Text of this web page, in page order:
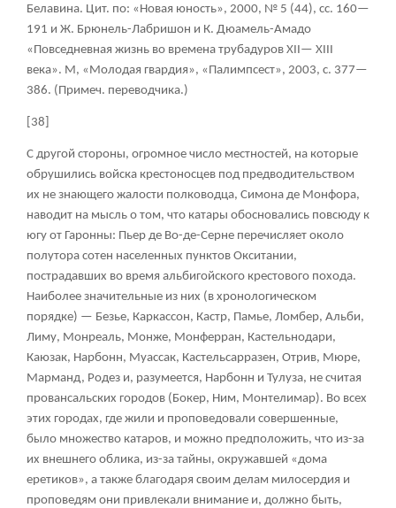
Белавина. Цит. по: «Новая юность», 2000, № 5 (44), сс. 160—
191 и Ж. Брюнель-Лабришон и К. Дюамель-Амадо
«Повседневная жизнь во времена трубадуров XII— XIII
века». М, «Молодая гвардия», «Палимпсест», 2003, с. 377—
386. (Примеч. переводчика.)
[38]
С другой стороны, огромное число местностей, на которые
обрушились войска крестоносцев под предводительством
их не знающего жалости полководца, Симона де Монфора,
наводит на мысль о том, что катары обосновались повсюду к
югу от Гаронны: Пьер де Во-де-Серне перечисляет около
полутора сотен населенных пунктов Окситании,
пострадавших во время альбигойского крестового похода.
Наиболее значительные из них (в хронологическом
порядке) — Безье, Каркассон, Кастр, Памье, Ломбер, Альби,
Лиму, Монреаль, Монже, Монферран, Кастельнодари,
Каюзак, Нарбонн, Муассак, Кастельсарразен, Отрив, Мюре,
Марманд, Родез и, разумеется, Нарбонн и Тулуза, не считая
провансальских городов (Бокер, Ним, Монтелимар). Во всех
этих городах, где жили и проповедовали совершенные,
было множество катаров, и можно предположить, что из-за
их внешнего облика, из-за тайны, окружавшей «дома
еретиков», а также благодаря своим делам милосердия и
проповедям они привлекали внимание и, должно быть,